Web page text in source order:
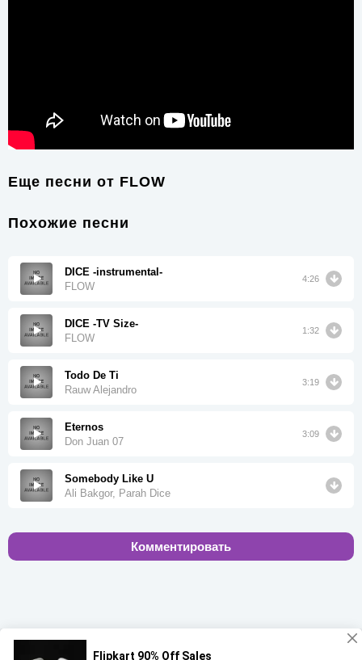
Еще песни от FLOW
Похожие песни
DICE -instrumental-
FLOW
4:26
DICE -TV Size-
FLOW
1:32
Todo De Ti
Rauw Alejandro
3:19
Eternos
Don Juan 07
3:09
Somebody Like U
Ali Bakgor, Parah Dice
Комментировать